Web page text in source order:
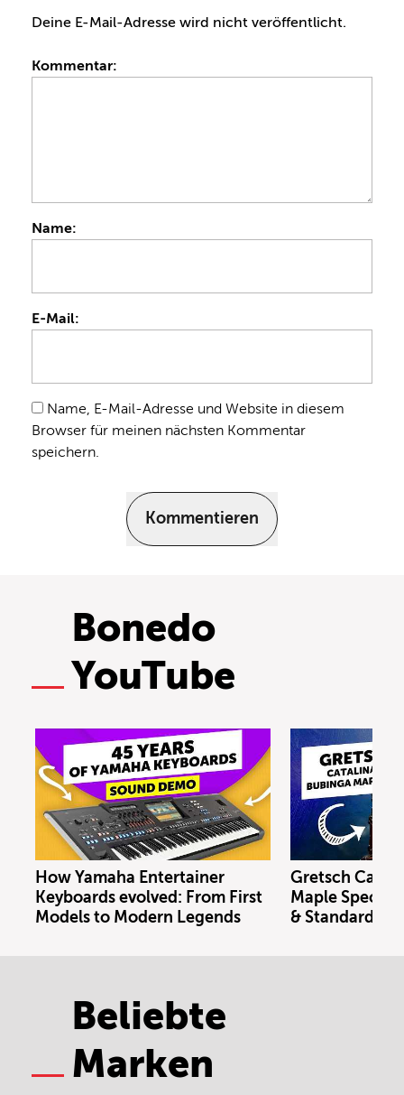
Deine E-Mail-Adresse wird nicht veröffentlicht.
Kommentar:
Name:
E-Mail:
Name, E-Mail-Adresse und Website in diesem
Browser für meinen nächsten Kommentar
speichern.
Kommentieren
Bonedo
YouTube
How Yamaha Entertainer
Keyboards evolved: From First
Models to Modern Legends
Gretsch
Maple Special
& Standard
Beliebte
Marken